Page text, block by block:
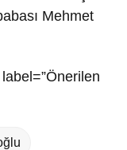
Mehmet